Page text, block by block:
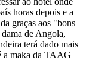
horas depois e a
graças aos "bons
de Angola,
terá dado mais
a maka da TAAG